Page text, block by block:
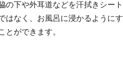
の下や外耳道などを汗拭きシート
はなく、お風呂に浸かるようにす
とができます。